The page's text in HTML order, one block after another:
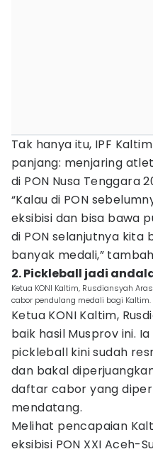
Tak hanya itu, IPF
panjang: menjaring
di PON Nusa Tenggara
“Kalau di PON
eksibisi dan bisa bawa
di PON selanjutnya kita
banyak medali,”
2. Pickleball jadi
Ketua KONI Kaltim, Rusdiansyah
cabor pendulang medali bagi
Ketua KONI Kaltim,
baik hasil Musprov ini.
pickleball kini sudah
dan bakal
daftar cabor yang
mendatang.
Melihat pencapaian
eksibisi PON XXI Aceh-